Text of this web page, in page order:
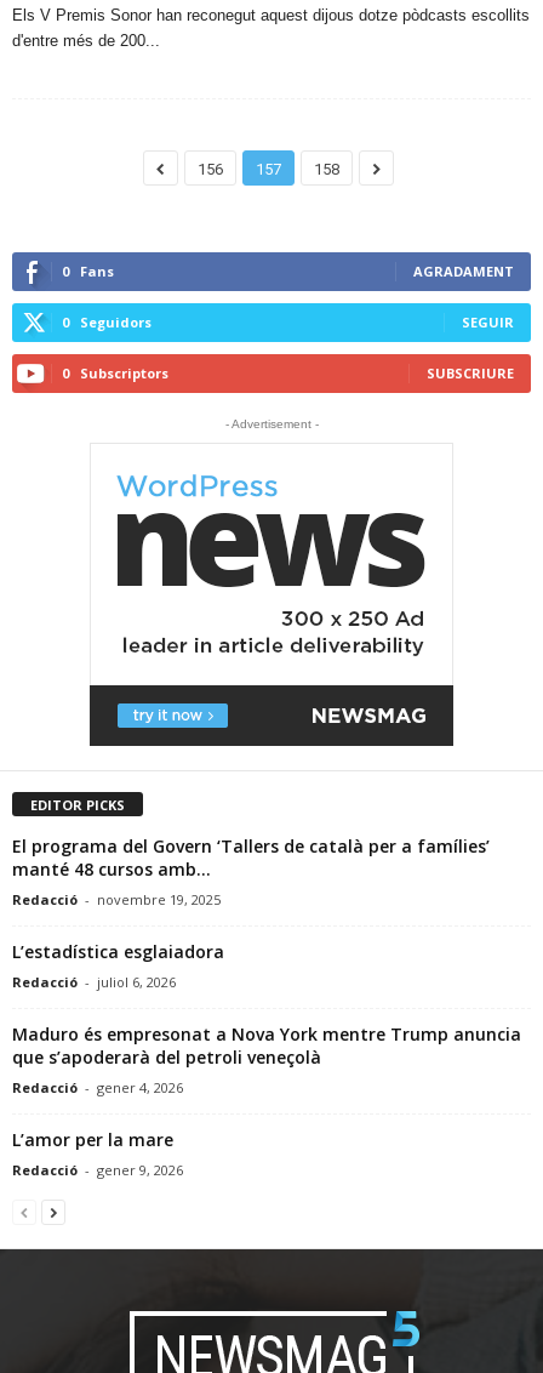
​Els V Premis Sonor han reconegut aquest dijous dotze pòdcasts escollits
d'entre més de 200...
156 157 158
0 Fans AGRADAMENT
0 Seguidors SEGUIR
0 Subscriptors SUBSCRIURE
- Advertisement -
EDITOR PICKS
El programa del Govern ‘Tallers de català per a famílies’
manté 48 cursos amb...
Redacció - novembre 19, 2025
L’estadística esglaiadora
Redacció - juliol 6, 2026
Maduro és empresonat a Nova York mentre Trump anuncia
que s’apoderarà del petroli veneçolà
Redacció - gener 4, 2026
L’amor per la mare
Redacció - gener 9, 2026